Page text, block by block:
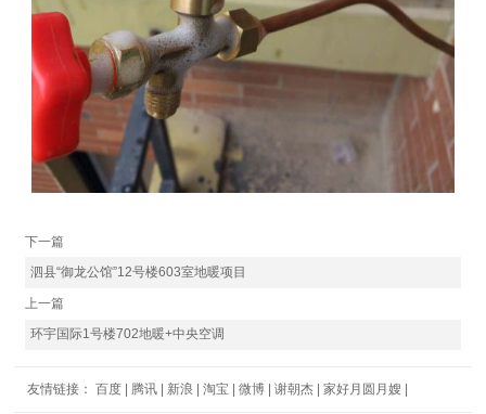
下一篇
泗县“御龙公馆”12号楼603室地暖项目
上一篇
环宇国际1号楼702地暖+中央空调
友情链接： 百度| 腾讯| 新浪 淘宝 微博| 谢朝杰| 家好月圆月嫂